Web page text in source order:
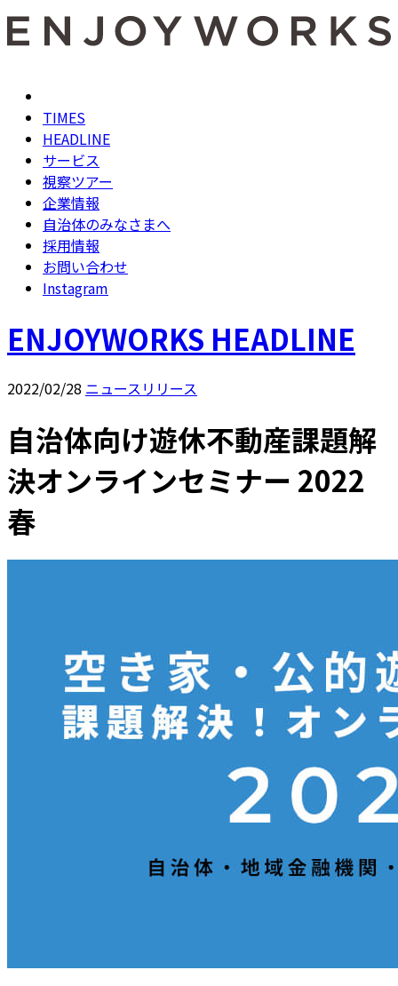
TIMES
HEADLINE
サービス
視察ツアー
企業情報
自治体のみなさまへ
採用情報
お問い合わせ
Instagram
ENJOYWORKS HEADLINE
2022/02/28 ニュースリリース
自治体向け遊休不動産課題解
決オンラインセミナー 2022
春